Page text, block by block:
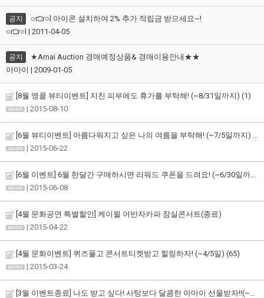
공지
○r□r○l 아이콘 설치하여 2% 추가 적립금 받으세요~!
○r□r○l | 2011-04-05
공지
★Amai Auction 경매예정상품& 경매이용안내★★
아마이 | 2009-01-05
[8월 앵콜 뷰티이벤트] 지친 피부에도 휴가를 부탁해! (~8/31일까지) (1)
| 2015-08-10
[6월 뷰티이벤트] 아름다워지고 싶은 나의 여름을 부탁해! (~7/5일까지) (5)
| 2015-06-22
[6월 이벤트] 6월 한달간 구매하시면 리워드 쿠폰을 드려요! (~6/30일까지)
| 2015-06-08
[4월 문화공연 특별할인] 케이윌 어반자카파 잠실콘서트(종료)
| 2015-04-22
[4월 문화이벤트] 퀴즈풀고 콘서트티켓받고 힐링하자! (~4/5일) (65)
| 2015-03-24
[3월 이벤트종료] 나도 받고 싶다! 사탕보다 달콤한 아마이 선물받자!!(~3/22일)